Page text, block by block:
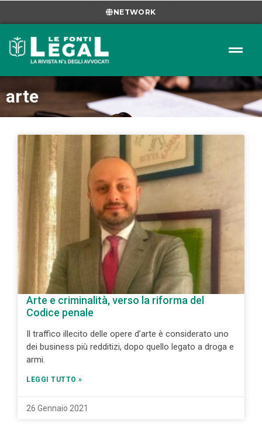
NETWORK
arte
Arte e criminalità, verso la riforma del
Codice penale
Il traffico illecito delle opere d’arte è considerato uno
dei business più redditizi, dopo quello legato a droga e
armi.
LEGGI TUTTO »
26 Gennaio 2021